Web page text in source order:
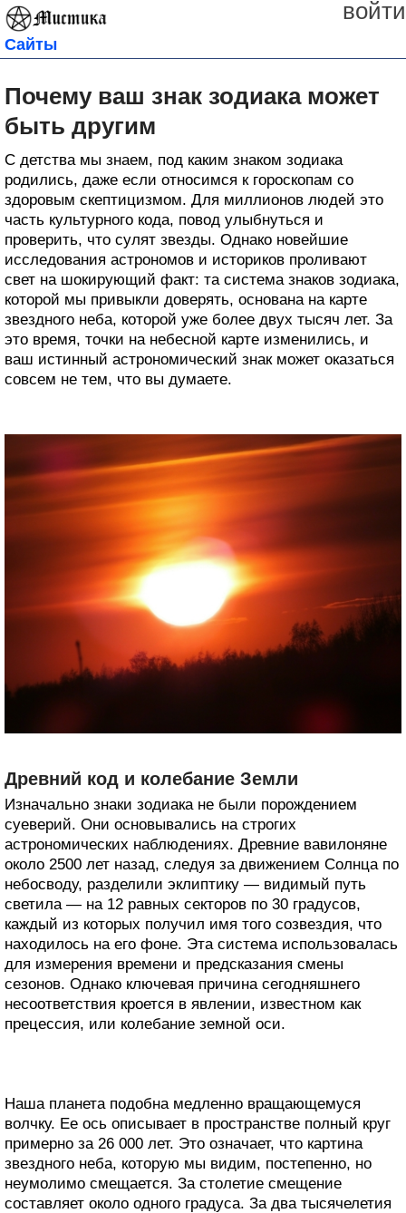
войти
Сайты
Почему ваш знак зодиака может
быть другим
С детства мы знаем, под каким знаком зодиака
родились, даже если относимся к гороскопам со
здоровым скептицизмом. Для миллионов людей это
часть культурного кода, повод улыбнуться и
проверить, что сулят звезды. Однако новейшие
исследования астрономов и историков проливают
свет на шокирующий факт: та система знаков зодиака,
которой мы привыкли доверять, основана на карте
звездного неба, которой уже более двух тысяч лет. За
это время, точки на небесной карте изменились, и
ваш истинный астрономический знак может оказаться
совсем не тем, что вы думаете.
Древний код и колебание Земли
Изначально знаки зодиака не были порождением
суеверий. Они основывались на строгих
астрономических наблюдениях. Древние вавилоняне
около 2500 лет назад, следуя за движением Солнца по
небосводу, разделили эклиптику — видимый путь
светила — на 12 равных секторов по 30 градусов,
каждый из которых получил имя того созвездия, что
находилось на его фоне. Эта система использовалась
для измерения времени и предсказания смены
сезонов. Однако ключевая причина сегодняшнего
несоответствия кроется в явлении, известном как
прецессия, или колебание земной оси.
Наша планета подобна медленно вращающемуся
волчку. Ее ось описывает в пространстве полный круг
примерно за 26 000 лет. Это означает, что картина
звездного неба, которую мы видим, постепенно, но
неумолимо смещается. За столетие смещение
составляет около одного градуса. За два тысячелетия